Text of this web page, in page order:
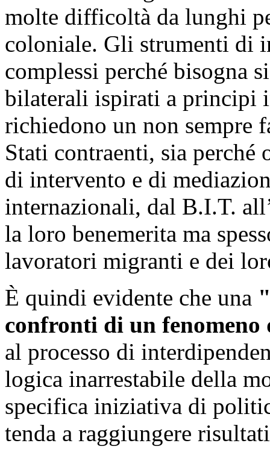
molte difficoltà da lunghi
coloniale. Gli strumenti di
complessi perché bisogna
bilaterali ispirati a principi
richiedono un non sempre
Stati contraenti, sia perché
di intervento e di
internazionali, dal B.I.T.
la loro benemerita ma
lavoratori migranti e dei
È quindi evidente che una
confronti di un
al processo di
logica inarrestabile della
specifica iniziativa di
tenda a raggiungere